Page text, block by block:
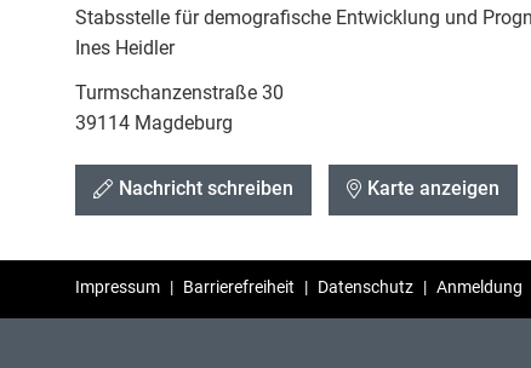
Stabsstelle für demografische Entwicklung und
Ines Heidler
Turmschanzenstraße 30
39114 Magdeburg
Nachricht schreiben Karte anzeigen
Impressum | Barrierefreiheit | Datenschutz | Anmeldung